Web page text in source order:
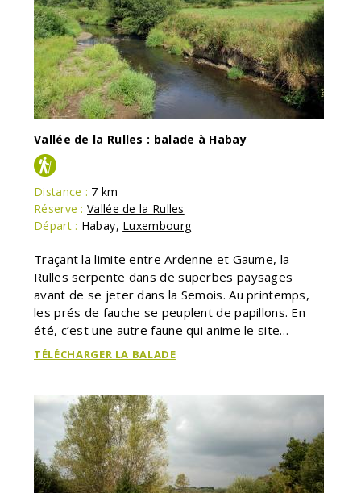
Vallée de la Rulles : balade à Habay
Distance : 7 km
Réserve : Vallée de la Rulles
Départ : Habay, Luxembourg
Traçant la limite entre Ardenne et Gaume, la
Rulles serpente dans de superbes paysages
avant de se jeter dans la Semois. Au printemps,
les prés de fauche se peuplent de papillons. En
été, c’est une autre faune qui anime le site…
TÉLÉCHARGER LA BALADE